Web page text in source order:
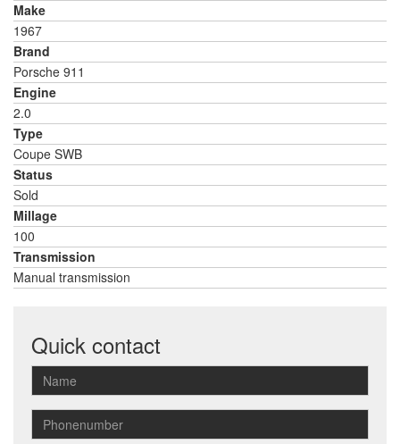
Make
1967
Brand
Porsche 911
Engine
2.0
Type
Coupe SWB
Status
Sold
Millage
100
Transmission
Manual transmission
Quick contact